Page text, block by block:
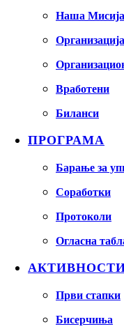
Наша
Организација
Вработени
Биланси
ПРОГРАМА
Барање за
Соработки
Протоколи
Огласна
Први стапки
Бисерчиња